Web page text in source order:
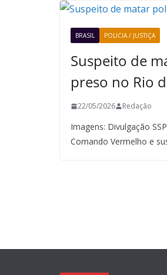
BRASIL POLICIA / JUSTIÇA
Suspeito de
preso no Rio
22/05/2026 Redação
Imagens: Divulgação
Comando Vermelho e